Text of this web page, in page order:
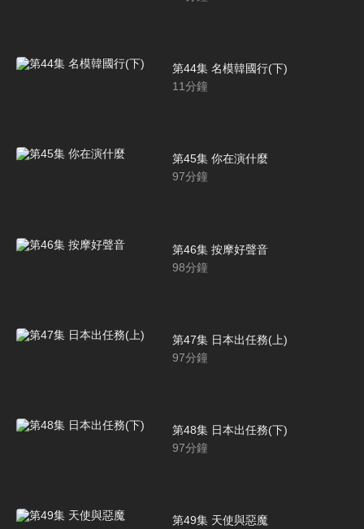
第44集 名模韓國行(下)
11分鐘
第45集 你在演什麼
97分鐘
第46集 按摩好聲音
98分鐘
第47集 日本出任務(上)
97分鐘
第48集 日本出任務(下)
97分鐘
第49集 天使與惡魔